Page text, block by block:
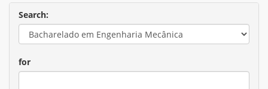
Search:
for